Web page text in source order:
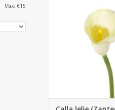
Max: €15
55cm